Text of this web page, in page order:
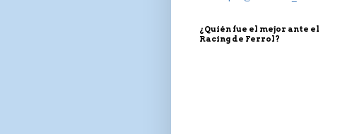
¿Quién fue el mejor ante el
Racing de Ferrol?